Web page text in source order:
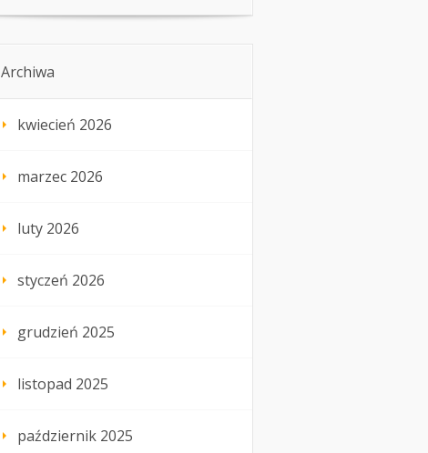
Archiwa
kwiecień 2026
marzec 2026
luty 2026
styczeń 2026
grudzień 2025
listopad 2025
październik 2025